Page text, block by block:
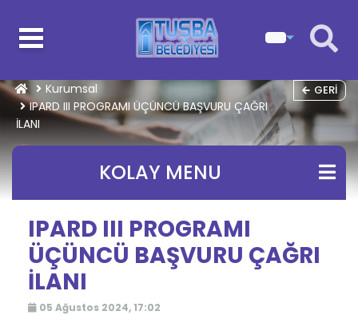
Kurumsal
IPARD III PROGRAMI ÜÇÜNCÜ BAŞVURU ÇAĞRI
İLANI
GERI
KOLAY MENU
IPARD III PROGRAMI
ÜÇÜNCÜ BAŞVURU ÇAĞRI
İLANI
05 Ağustos 2024, 17:02